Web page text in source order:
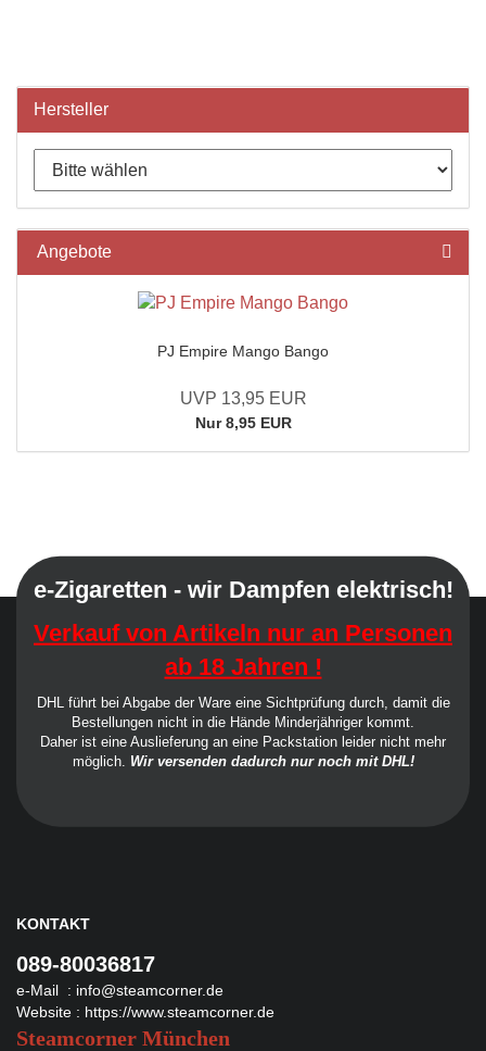
Hersteller
Angebote
PJ Empire Mango Bango
UVP 13,95 EUR
Nur 8,95 EUR
e-Zigaretten - wir Dampfen elektrisch!
Verkauf von Artikeln nur an Personen
ab 18 Jahren !
DHL führt bei Abgabe der Ware eine Sichtprüfung durch, damit die
Bestellungen nicht in die Hände Minderjähriger kommt.
Daher ist eine Auslieferung an eine Packstation leider nicht mehr
möglich. Wir versenden dadurch nur noch mit DHL!
KONTAKT
089-80036817
e-Mail : info@steamcorner.de
Website : https://www.steamcorner.de
Steamcorner München